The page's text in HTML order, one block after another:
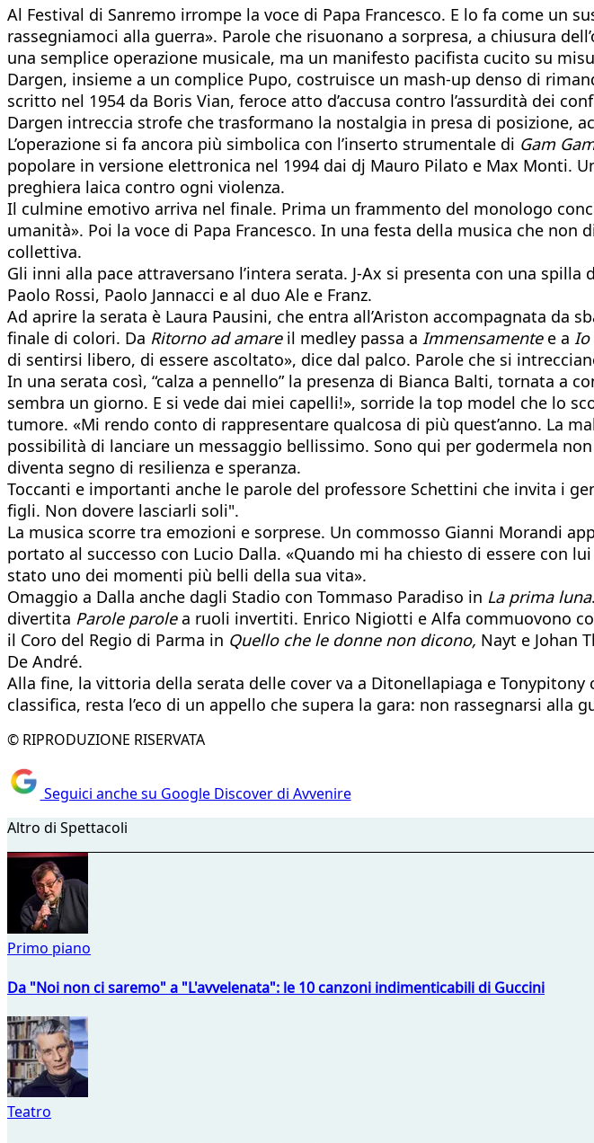
Al Festival di Sanremo irrompe la voce di Papa Francesco. E lo fa come
rassegniamoci alla guerra». Parole che risuonano a sorpresa, a chiusura
una semplice operazione musicale, ma un manifesto pacifista cucito su
Dargen, insieme a un complice Pupo, costruisce un mash-up denso di
scritto nel 1954 da Boris Vian, feroce atto d’accusa contro l’assurdità dei
Dargen intreccia strofe che trasformano la nostalgia in presa di posizione,
L’operazione si fa ancora più simbolica con l’inserto strumentale di Gam
popolare in versione elettronica nel 1994 dai dj Mauro Pilato e Max Monti.
preghiera laica contro ogni violenza.
Il culmine emotivo arriva nel finale. Prima un frammento del monologo
umanità». Poi la voce di Papa Francesco. In una festa della musica che
collettiva.
Gli inni alla pace attraversano l’intera serata. J-Ax si presenta con una spilla
Paolo Rossi, Paolo Jannacci e al duo Ale e Franz.
Ad aprire la serata è Laura Pausini, che entra all’Ariston accompagnata
finale di colori. Da Ritorno ad amareil medley passa a Immensamentee a Io
di sentirsi libero, di essere ascoltato», dice dal palco. Parole che si
In una serata così, “calza a pennello” la presenza di Bianca Balti, tornata a
sembra un giorno. E si vede dai miei capelli!», sorride la top model che lo
tumore. «Mi rendo conto di rappresentare qualcosa di più quest’anno. La
possibilità di lanciare un messaggio bellissimo. Sono qui per godermela
diventa segno di resilienza e speranza.
Toccanti e importanti anche le parole del professore Schettini che invita i
figli. Non dovere lasciarli soli".
La musica scorre tra emozioni e sorprese. Un commosso Gianni Morandi
portato al successo con Lucio Dalla. «Quando mi ha chiesto di essere con
stato uno dei momenti più belli della sua vita».
Omaggio a Dalla anche dagli Stadio con Tommaso Paradiso in La prima luna
divertita Parole parolea ruoli invertiti. Enrico Nigiotti e Alfa commuovono
il Coro del Regio di Parma in Quello che le donne non dicono, Nayt e Johan
De André.
Alla fine, la vittoria della serata delle cover va a Ditonellapiaga e
classifica, resta l’eco di un appello che supera la gara: non rassegnarsi alla
© RIPRODUZIONE RISERVATA
Seguici anche su Google Discover di Avvenire
Altro di Spettacoli
Primo piano
Da "Noi non ci saremo" a "L'avvelenata": le 10 canzoni indimenticabili di Guccini
Teatro